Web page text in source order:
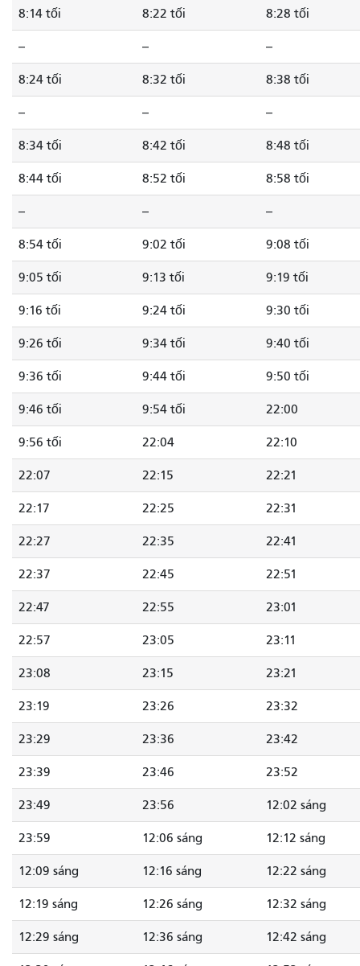
8:14 tối 8:22 tối 8:28 tối
-- -- --
8:24 tối 8:32 tối 8:38 tối
-- -- --
8:34 tối 8:42 tối 8:48 tối
8:44 tối 8:52 tối 8:58 tối
-- -- --
8:54 tối 9:02 tối 9:08 tối
9:05 tối 9:13 tối 9:19 tối
9:16 tối 9:24 tối 9:30 tối
9:26 tối 9:34 tối 9:40 tối
9:36 tối 9:44 tối 9:50 tối
9:46 tối 9:54 tối 22:00
9:56 tối 22:04 22:10
22:07 22:15 22:21
22:17 22:25 22:31
22:27 22:35 22:41
22:37 22:45 22:51
22:47 22:55 23:01
22:57 23:05 23:11
23:08 23:15 23:21
23:19 23:26 23:32
23:29 23:36 23:42
23:39 23:46 23:52
23:49 23:56 12:02 sáng
23:59 12:06 sáng 12:12 sáng
12:09 sáng 12:16 sáng 12:22 sáng
12:19 sáng 12:26 sáng 12:32 sáng
12:29 sáng 12:36 sáng 12:42 sáng